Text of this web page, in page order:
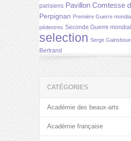
parisiens Pavillon Comtesse
Perpignan Première Guerre
pédestres Seconde Guerre
selection Serge
Bertrand
CATÉGORIES
Académie des beaux-arts
Académie française